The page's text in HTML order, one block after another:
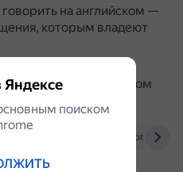
на английском —
которым владеют
на польском и, если
на тот язык, на котором
общаться.
Яндексе
поиском